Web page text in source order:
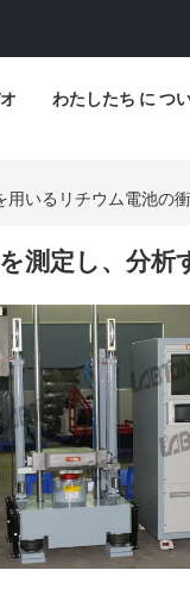
わたしたち に つ
いるリチウム電池の
測定し、分析